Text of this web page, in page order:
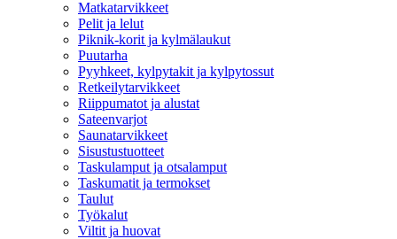
Matkatarvikkeet
Pelit ja lelut
Piknik-korit ja kylmälaukut
Puutarha
Pyyhkeet, kylpytakit ja kylpytossut
Retkeilytarvikkeet
Riippumatot ja alustat
Sateenvarjot
Saunatarvikkeet
Sisustustuotteet
Taskulamput ja otsalamput
Taskumatit ja termokset
Taulut
Työkalut
Viltit ja huovat